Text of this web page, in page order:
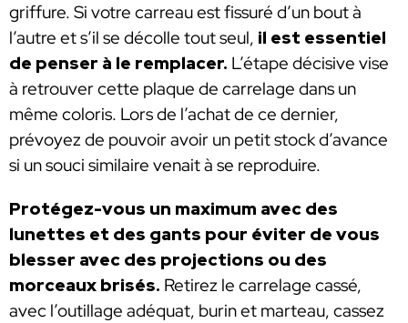
griffure. Si votre carreau est fissuré d’un bout à
l’autre et s’il se décolle tout seul, il est essentiel
de penser à le remplacer. L’étape décisive vise
à retrouver cette plaque de carrelage dans un
même coloris. Lors de l’achat de ce dernier,
prévoyez de pouvoir avoir un petit stock d’avance
si un souci similaire venait à se reproduire.
Protégez-vous un maximum avec des
lunettes et des gants pour éviter de vous
blesser avec des projections ou des
morceaux brisés. Retirez le carrelage cassé,
avec l’outillage adéquat, burin et marteau, cassez